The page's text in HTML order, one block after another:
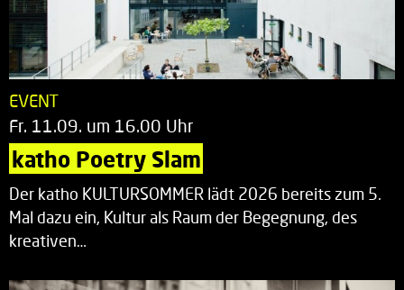
EVENT
Fr. 11.09. um 16.00 Uhr
katho Poetry Slam
Der katho KULTURSOMMER lädt 2026 bereits zum 5.
Mal dazu ein, Kultur als Raum der Begegnung, des
kreativen…